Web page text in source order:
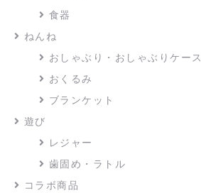
食器
ねんね
おしゃぶり・おしゃぶりケース
おくるみ
ブランケット
遊び
レジャー
歯固め・ラトル
コラボ商品